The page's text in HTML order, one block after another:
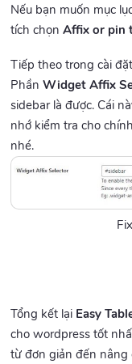
Nếu bạn muốn mục
tích chọnAffix or pin
Tiếp theo trong cài
PhầnWidget Affix
sidebar là được. Cái
nhớ kiểm tra cho
nhé.
Tổng kết lại Easy
cho wordpress tốt
từ đơn giản đến nâng